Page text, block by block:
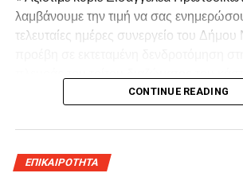
λαμβάνουμε την τιμή να σας
τελευταίες ημέρες συνεργείο του
Ναυπάκτου πάνω από τη Ντάπια Τσαούς.
Παρόμοια ενέργεια πραγματοποιήθηκε
αντίδραση των κατοίκων του
CONTINUE READING
ΕΠΙΚΑΙΡΟΤΗΤΑ